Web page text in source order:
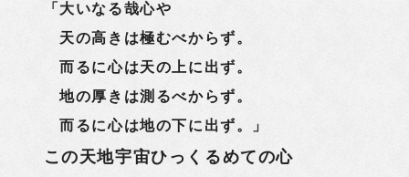
「大いなる哉心や
天の高きは極むべからず。
而るに心は天の上に出ず。
地の厚きは測るべからず。
而るに心は地の下に出ず。」
この天地宇宙ひっくるめての心